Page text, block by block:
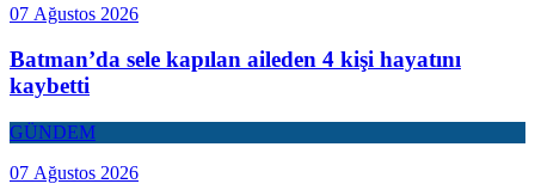
07 Ağustos 2026
Batman’da sele kapılan aileden 4 kişi hayatını
kaybetti
GÜNDEM
07 Ağustos 2026